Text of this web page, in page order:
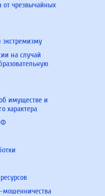
от чрезвычайных
экстремизму
на случай
имуществе и
характера
мошенничества